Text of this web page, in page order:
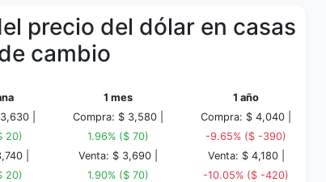
precio del dólar en casas
cambio
|
20)
|
20)
1 mes
Compra: $ 3,580 |
1.96% ($ 70)
Venta: $ 3,690 |
1.90% ($ 70)
1 año
Compra: $ 4,040 |
-9.65% ($ -390)
Venta: $ 4,180 |
-10.05% ($ -420)